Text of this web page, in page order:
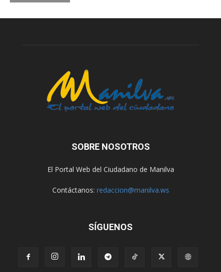
SOBRE NOSOTROS
El Portal Web del Ciudadano de Manilva
Contáctanos: redaccion@manilva.ws
SÍGUENOS